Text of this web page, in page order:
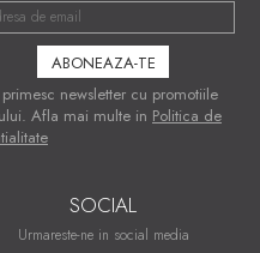
newsletter cu promotiile
Afla mai multe in Politica de
SOCIAL
Urmareste-ne in social media